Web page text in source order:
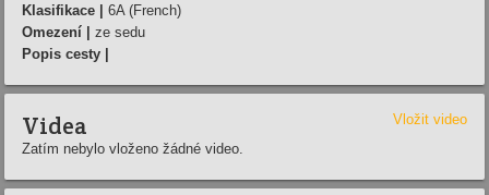
Klasifikace |
6A (French)
Omezení |
ze sedu
Popis cesty |
Videa
Vložit video
Zatím nebylo vloženo žádné video.